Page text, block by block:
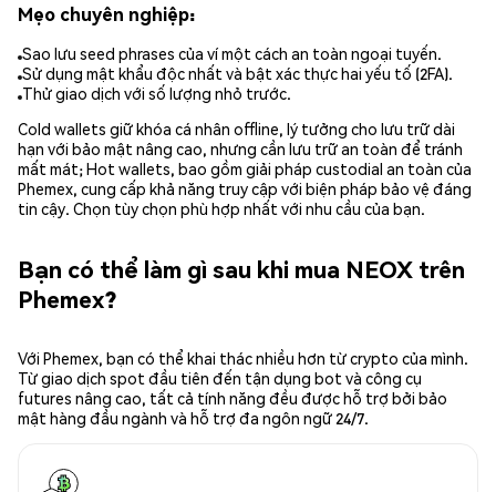
Mẹo chuyên nghiệp:
Sao lưu seed phrases của ví một cách an toàn ngoại tuyến.
Sử dụng mật khẩu độc nhất và bật xác thực hai yếu tố (2FA).
Thử giao dịch với số lượng nhỏ trước.
Cold wallets giữ khóa cá nhân offline, lý tưởng cho lưu trữ dài
hạn với bảo mật nâng cao, nhưng cần lưu trữ an toàn để tránh
mất mát; Hot wallets, bao gồm giải pháp custodial an toàn của
Phemex, cung cấp khả năng truy cập với biện pháp bảo vệ đáng
tin cậy. Chọn tùy chọn phù hợp nhất với nhu cầu của bạn.
Bạn có thể làm gì sau khi mua NEOX trên
Phemex?
Với Phemex, bạn có thể khai thác nhiều hơn từ crypto của mình.
Từ giao dịch spot đầu tiên đến tận dụng bot và công cụ
futures nâng cao, tất cả tính năng đều được hỗ trợ bởi bảo
mật hàng đầu ngành và hỗ trợ đa ngôn ngữ 24/7.